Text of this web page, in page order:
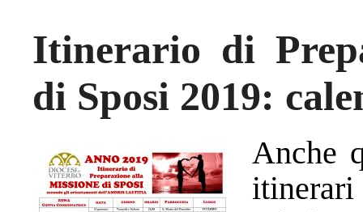
Itinerario di
di Sposi 2019:
Anche
itinerari